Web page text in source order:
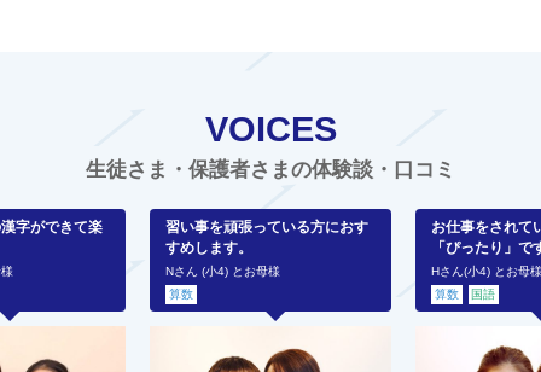
VOICES
生徒さま・保護者さまの体験談・口コミ
字ができて楽
習い事を頑張っている方におす
すめします。
Nさん (小4) とお母様
算数
お仕事をされて
「ぴったり」で
Hさん(小4) とお母
算数
国語